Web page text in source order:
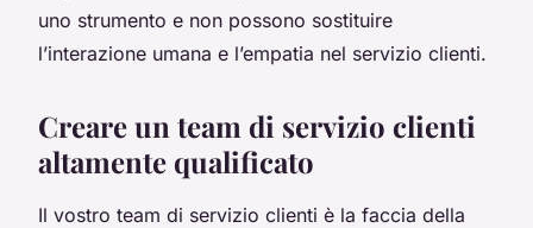
uno strumento e non possono sostituire
l’interazione umana e l’empatia nel servizio clienti.
Creare un team di servizio clienti
altamente qualificato
Il vostro team di servizio clienti è la faccia della